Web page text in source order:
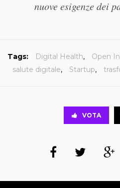
nuove esigenze dei
Tags: Digital Health, Open
salute digitale, Startup,
VOTA